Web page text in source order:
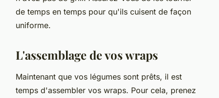
de temps en temps pour qu'ils cuisent de façon
uniforme.
L'assemblage de vos wraps
Maintenant que vos légumes sont prêts, il est
temps d'assembler vos wraps. Pour cela, prenez